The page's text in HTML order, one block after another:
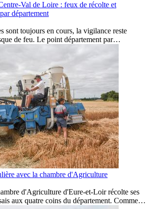
Val de Loire : feux de récolte et
département
sont toujours en cours, la vigilance reste
de feu. Le point département par…
avec la chambre d'Agriculture
d'Agriculture d'Eure-et-Loir récolte ses
aux quatre coins du département. Comme…